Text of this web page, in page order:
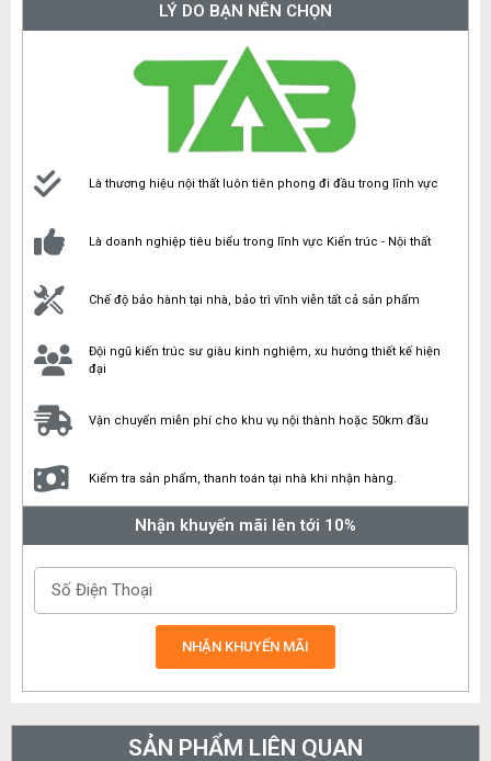
LÝ DO BẠN NÊN CHỌN
Là thương hiệu nội thất luôn tiên phong đi đầu trong lĩnh vực
Là doanh nghiệp tiêu biểu trong lĩnh vực Kiến trúc - Nội thất
Chế độ bảo hành tại nhà, bảo trì vĩnh viễn tất cả sản phẩm
Đội ngũ kiến trúc sư giàu kinh nghiệm, xu hướng thiết kế hiện
đại
Vận chuyển miễn phí cho khu vụ nội thành hoặc 50km đầu
Kiểm tra sản phẩm, thanh toán tại nhà khi nhận hàng.
Nhận khuyến mãi lên tới 10%
NHẬN KHUYẾN MÃI
SẢN PHẨM LIÊN QUAN